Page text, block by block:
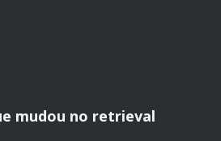
mudou no retrieval